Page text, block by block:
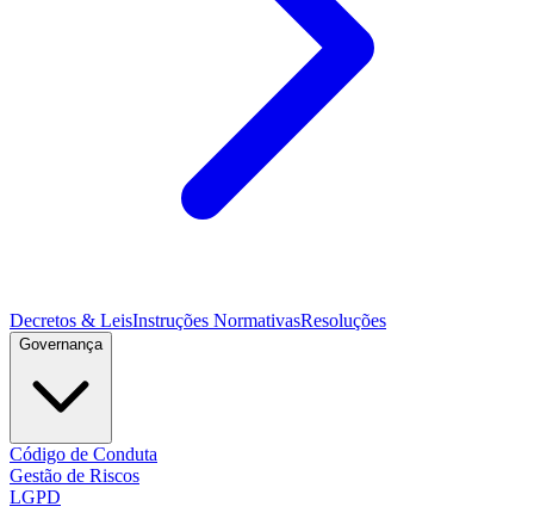
Decretos & LeisInstruções NormativasResoluções
Governança
Código de Conduta
Gestão de Riscos
LGPD